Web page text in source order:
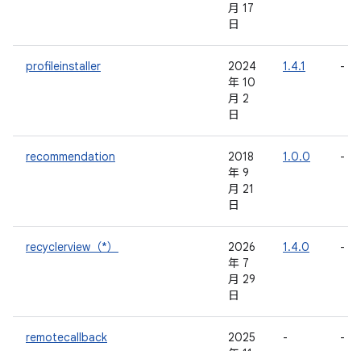
月 17
日
profileinstaller
2024
年 10
月 2
日
1.4.1 -
recommendation
2018
年 9
月 21
日
1.0.0 -
recyclerview（*）
2026
年 7
月 29
日
1.4.0 -
remotecallback
2025
- -